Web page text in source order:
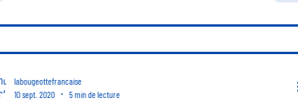
labougeottefrancaise
10 sept. 2020
5 min de lecture